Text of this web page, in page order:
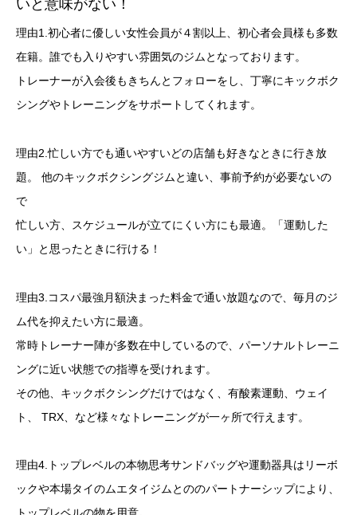
いと意味がない！
理由1.初心者に優しい女性会員が４割以上、初心者会員様も多数
在籍。誰でも入りやすい雰囲気のジムとなっております。
トレーナーが入会後もきちんとフォローをし、丁寧にキックボク
シングやトレーニングをサポートしてくれます。
理由2.忙しい方でも通いやすいどの店舗も好きなときに行き放
題。 他のキックボクシングジムと違い、事前予約が必要ないの
で
忙しい方、スケジュールが立てにくい方にも最適。「運動した
い」と思ったときに行ける！
理由3.コスパ最強月額決まった料金で通い放題なので、毎月のジ
ム代を抑えたい方に最適。
常時トレーナー陣が多数在中しているので、パーソナルトレーニ
ングに近い状態での指導を受けれます。
その他、キックボクシングだけではなく、有酸素運動、ウェイ
ト、 TRX、など様々なトレーニングが一ヶ所で行えます。
理由4.トップレベルの本物思考サンドバッグや運動器具はリーボ
ックや本場タイのムエタイジムとののパートナーシップにより、